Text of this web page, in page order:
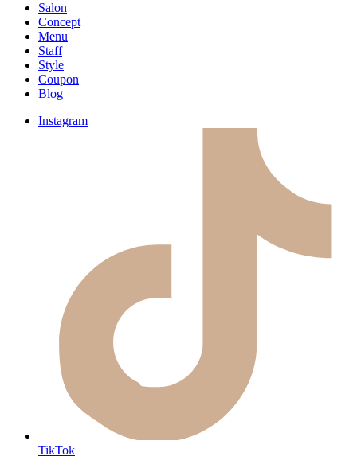
Salon
Concept
Menu
Staff
Style
Coupon
Blog
Instagram
TikTok